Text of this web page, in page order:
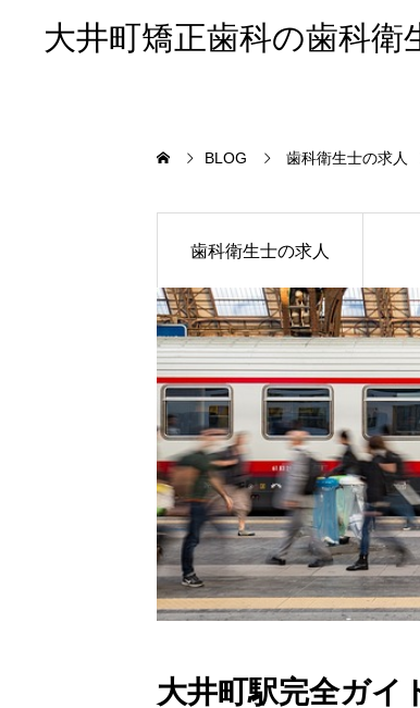
大井町矯正歯科の歯科衛
BLOG 歯科衛生士の求人
歯科衛生士の求人
大井町駅完全ガイ